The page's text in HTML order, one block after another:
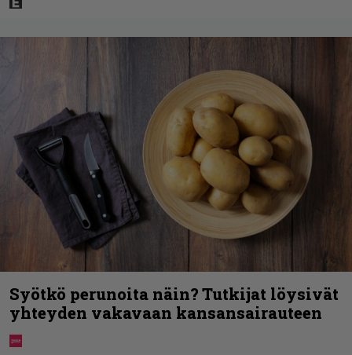
Syötkö perunoita näin? Tutkijat löysivät
yhteyden vakavaan kansansairauteen